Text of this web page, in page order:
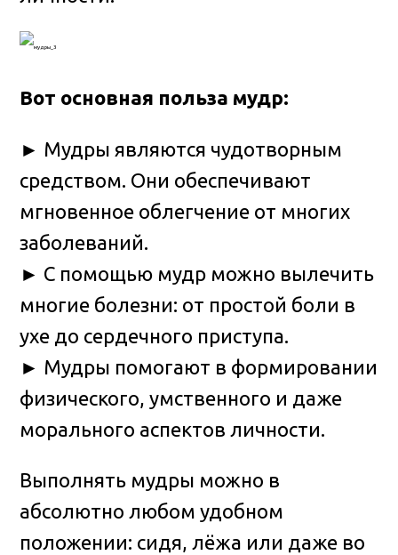
Вот основная польза мудр:
► Мудры являются чудотворным
средством. Они обеспечивают
мгновенное облегчение от многих
заболеваний.
► С помощью мудр можно вылечить
многие болезни: от простой боли в
ухе до сердечного приступа.
► Мудры помогают в формировании
физического, умственного и даже
морального аспектов личности.
Выполнять мудры можно в
абсолютно любом удобном
положении: сидя, лёжа или даже во